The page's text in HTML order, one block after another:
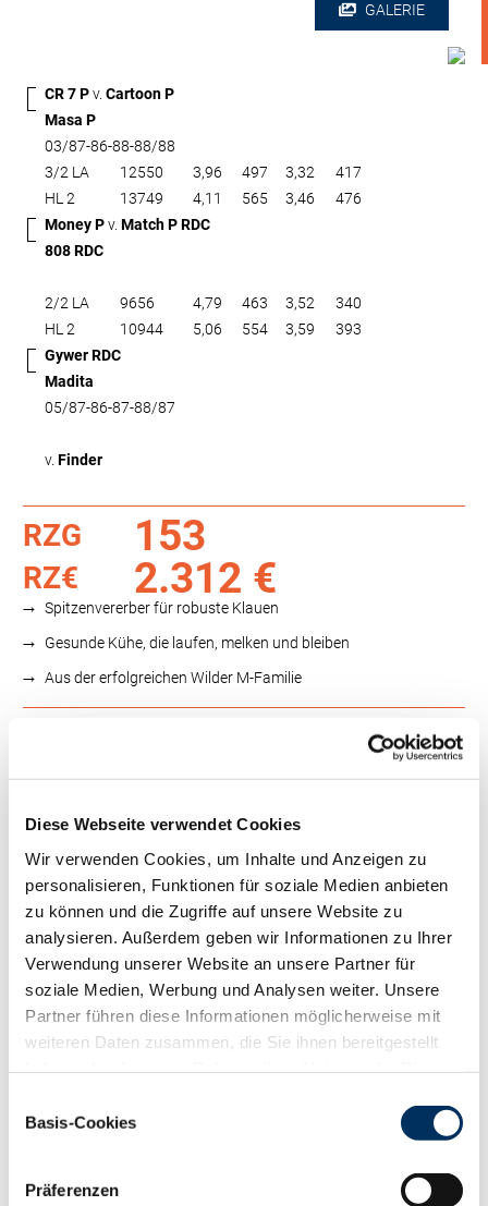
Diese Webseite verwendet Cookies
Wir verwenden Cookies, um Inhalte und Anzeigen zu
personalisieren, Funktionen für soziale Medien anbieten
zu können und die Zugriffe auf unsere Website zu
analysieren. Außerdem geben wir Informationen zu Ihrer
Verwendung unserer Website an unsere Partner für
soziale Medien, Werbung und Analysen weiter. Unsere
Partner führen diese Informationen möglicherweise mit
weiteren Daten zusammen, die Sie ihnen bereitgestellt
Cookies, wenn Sie unsere Webseite weiterhin nutzen.
Basis-Cookies
Präferenzen
GALERIE
CR 7 Pv. Cartoon P
Masa P
03/87-86-88-88/88
3/2 LA
12550 3,96 497 3,32
417
HL 2
13749 4,11 565 3,46
476
Money Pv. Match P RDC
808 RDC
2/2 LA 9656 4,79 463 3,52
340
HL 2
10944 5,06 554 3,59
393
Gywer RDC
Madita
05/87-86-87-88/87
v. Finder
RZG 153
RZ€ 2.312 €
Spitzenvererber für robuste Klauen
Gesunde Kühe, die laufen, melken und bleiben
Aus der erfolgreichen Wilder M-Familie
RZS
RZR
RZKd
103
RZKm
RZÖko
144
Gesundheit
RZGesund
129
RZEuterfit
RZKlaue
134
109
RZRepro
111
RZKälberfit 108